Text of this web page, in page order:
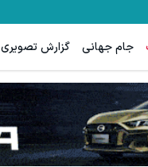
جام جهانی گزارش تصویری
هنوز 50 تتر رو دریافت نکردی؟ | رایگان ثبت نام کن و رایگان شروع کن!